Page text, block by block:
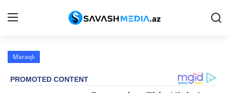
Haqqımızda
Maraqlı